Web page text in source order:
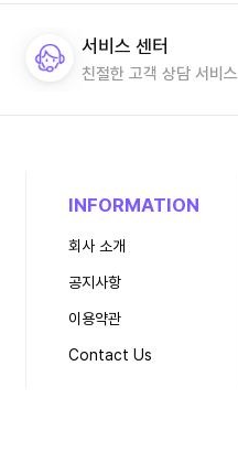
서비스 센터
친절한 고객 상담 서비스
INFORMATION
회사 소개
공지사항
이용약관
Contact Us